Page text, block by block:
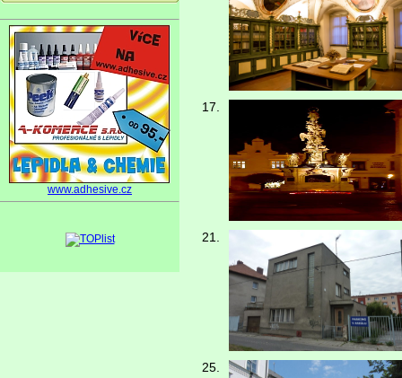
www.adhesive.cz
17.
21.
25.